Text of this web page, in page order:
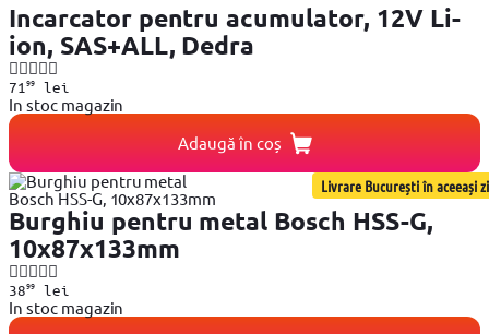
Incarcator pentru acumulator, 12V Li-
ion, SAS+ALL, Dedra
71 99lei
In stoc magazin
Adaugă în coș
Livrare București în aceeași zi
Burghiu pentru metal Bosch HSS-G,
10x87x133mm
3899lei
In stoc magazin